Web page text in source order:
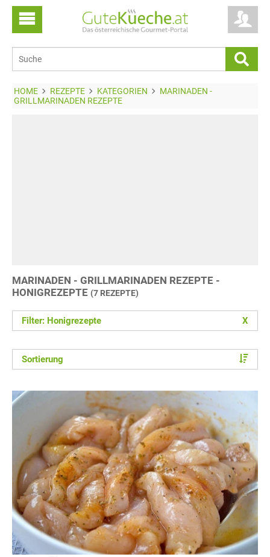
HOME REZEPTE KATEGORIEN
MARINADEN -
GRILLMARINADEN REZEPTE
MARINADEN - GRILLMARINADEN REZEPTE -
HONIGREZEPTE (7 REZEPTE)
Filter: Honigrezepte X
Sortierung